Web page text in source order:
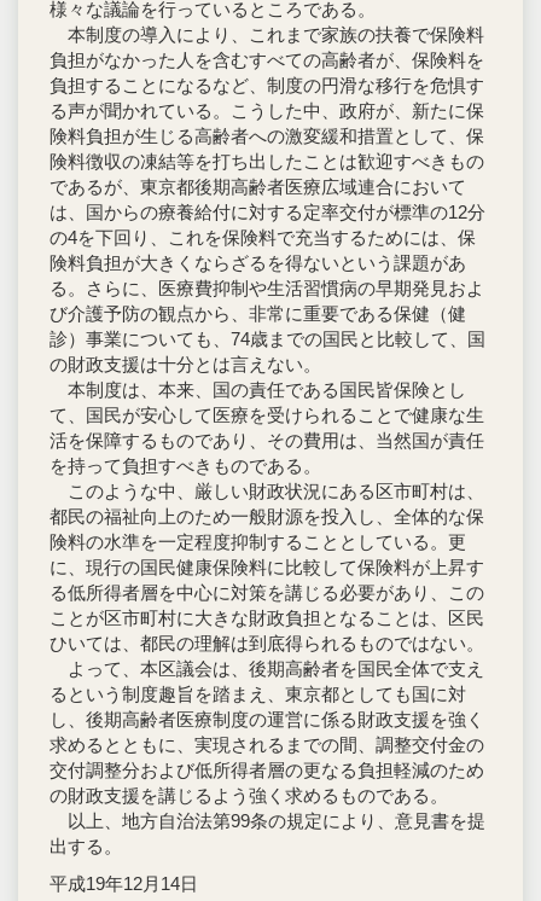
様々な議論を行っているところである。
本制度の導入により、これまで家族の扶養で保険料
負担がなかった人を含むすべての高齢者が、保険料を
負担することになるなど、制度の円滑な移行を危惧す
る声が聞かれている。こうした中、政府が、新たに保
険料負担が生じる高齢者への激変緩和措置として、保
険料徴収の凍結等を打ち出したことは歓迎すべきもの
であるが、東京都後期高齢者医療広域連合において
は、国からの療養給付に対する定率交付が標準の12分
の4を下回り、これを保険料で充当するためには、保
険料負担が大きくならざるを得ないという課題があ
る。さらに、医療費抑制や生活習慣病の早期発見およ
び介護予防の観点から、非常に重要である保健（健
診）事業についても、74歳までの国民と比較して、国
の財政支援は十分とは言えない。
本制度は、本来、国の責任である国民皆保険とし
て、国民が安心して医療を受けられることで健康な生
活を保障するものであり、その費用は、当然国が責任
を持って負担すべきものである。
このような中、厳しい財政状況にある区市町村は、
都民の福祉向上のため一般財源を投入し、全体的な保
険料の水準を一定程度抑制することとしている。更
に、現行の国民健康保険料に比較して保険料が上昇す
る低所得者層を中心に対策を講じる必要があり、この
ことが区市町村に大きな財政負担となることは、区民
ひいては、都民の理解は到底得られるものではない。
よって、本区議会は、後期高齢者を国民全体で支え
るという制度趣旨を踏まえ、東京都としても国に対
し、後期高齢者医療制度の運営に係る財政支援を強く
求めるとともに、実現されるまでの間、調整交付金の
交付調整分および低所得者層の更なる負担軽減のため
の財政支援を講じるよう強く求めるものである。
以上、地方自治法第99条の規定により、意見書を提
出する。
平成19年12月14日